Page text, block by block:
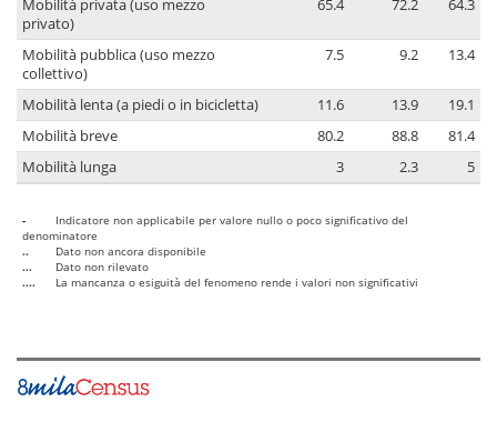
Mobilità privata (uso mezzo
privato)
65.4 72.2 64.3
Mobilità pubblica (uso mezzo
collettivo)
7.5 9.2 13.4
Mobilità lenta (a piedi o in bicicletta) 11.6 13.9
19.1
Mobilità breve
80.2 88.8
81.4
Mobilità lunga
3 2.3 5
-
Indicatore non applicabile per valore nullo o poco significativo del
denominatore
..
Dato non ancora disponibile
...
Dato non rilevato
....
La mancanza o esiguità del fenomeno rende i valori non significativi